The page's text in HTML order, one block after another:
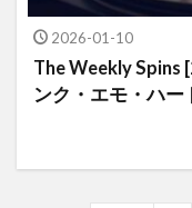
2026-01-10
The Weekly
ンク・エモ・ハ